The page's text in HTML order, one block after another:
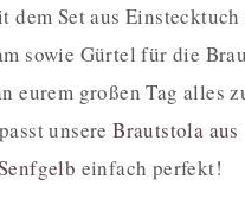
dem Set aus
sowie Gürtel für die
eurem großen Tag alles
unsereBrautstola aus
einfach perfekt!